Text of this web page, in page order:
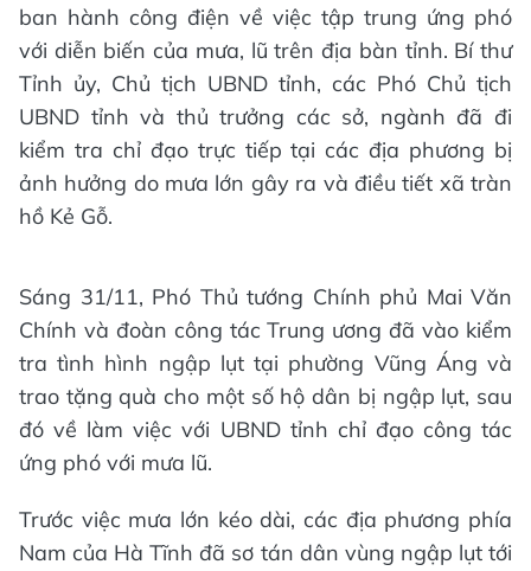
ban hành công điện về việc tập trung ứng phó
với diễn biến của mưa, lũ trên địa bàn tỉnh. Bí thư
Tỉnh ủy, Chủ tịch UBND tỉnh, các Phó Chủ tịch
UBND tỉnh và thủ trưởng các sở, ngành đã đi
kiểm tra chỉ đạo trực tiếp tại các địa phương bị
ảnh hưởng do mưa lớn gây ra và điều tiết xã tràn
hồ Kẻ Gỗ.
Sáng 31/11, Phó Thủ tướng Chính phủ Mai Văn
Chính và đoàn công tác Trung ương đã vào kiểm
tra tình hình ngập lụt tại phường Vũng Áng và
trao tặng quà cho một số hộ dân bị ngập lụt, sau
đó về làm việc với UBND tỉnh chỉ đạo công tác
ứng phó với mưa lũ.
Trước việc mưa lớn kéo dài, các địa phương phía
Nam của Hà Tĩnh đã sơ tán dân vùng ngập lụt tới